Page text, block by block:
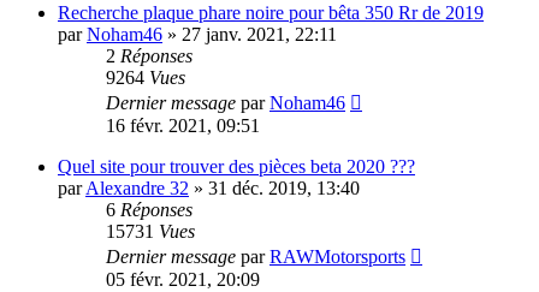
Recherche plaque phare noire pour bêta 350 Rr de 2019
parNoham46 » 27 janv. 2021, 22:11
2 Réponses
9264 Vues
Dernier message parNoham46
16 févr. 2021, 09:51
Quel site pour trouver des pièces beta 2020 ???
parAlexandre 32 » 31 déc. 2019, 13:40
6 Réponses
15731 Vues
Dernier message parRAWMotorsports
05 févr. 2021, 20:09